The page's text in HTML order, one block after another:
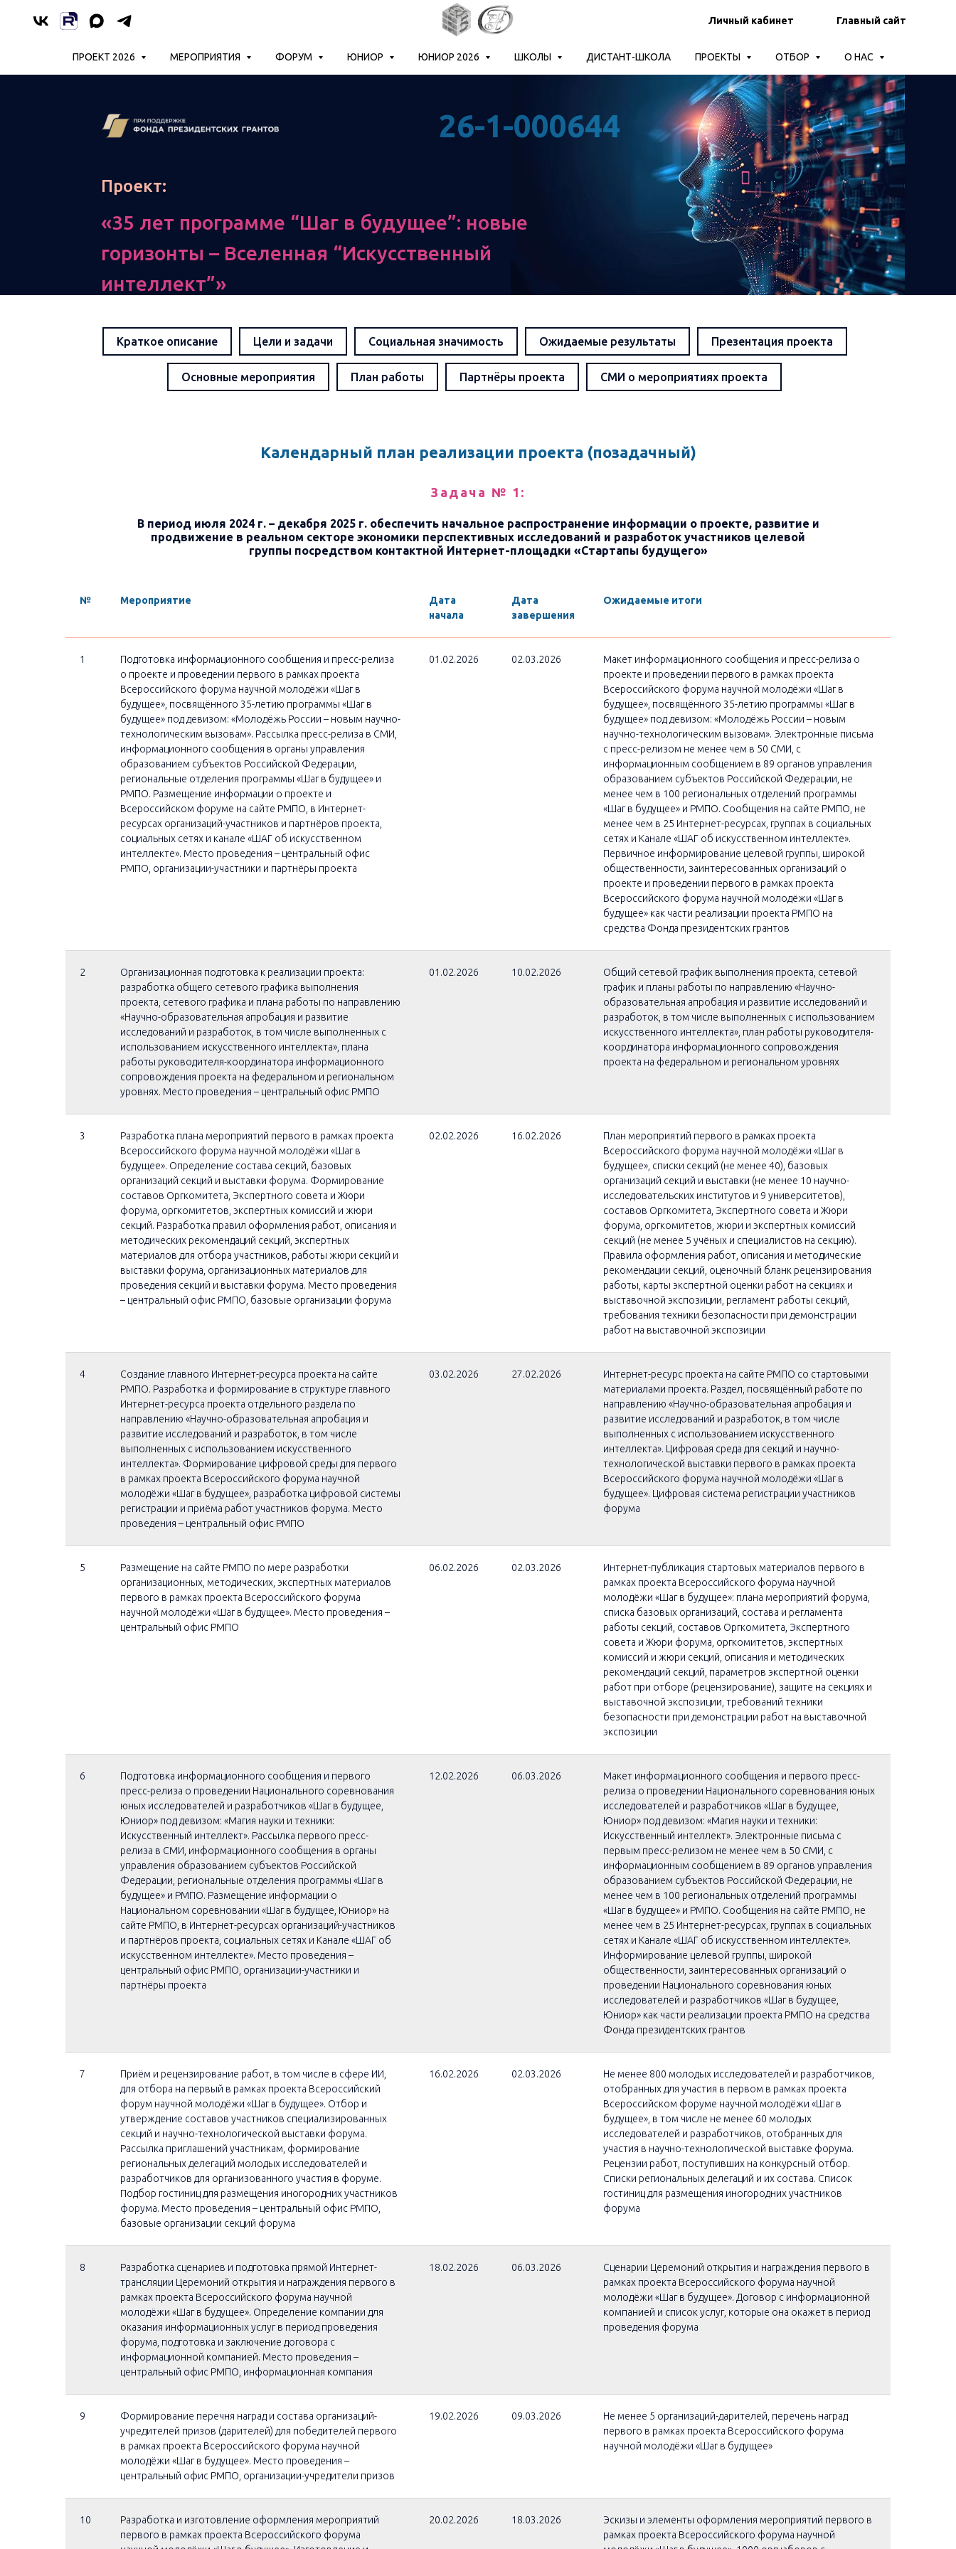
Личный кабинет Главный сайт
ПРОЕКТ 2026 МЕРОПРИЯТИЯ ФОРУМ ЮНИОР ЮНИОР 2026 ШКОЛЫ ДИСТАНТ-ШКОЛА ПРОЕКТЫ ОТБОР О НАС
«35 лет программе “Шаг в будущее”: новые
горизонты – Вселенная “Искусственный
интеллект”»
Проект:
26-1-000644
Краткое описание Цели и задачи Социальная значимость Ожидаемые результаты Презентация проекта
Основные мероприятия План работы Партнёры проекта СМИ о мероприятиях проекта
Календарный план реализации проекта (позадачный)
Задача № 1:
В период июля 2024 г. – декабря 2025 г. обеспечить начальное распространение информации о проекте, развитие и
продвижение в реальном секторе экономики перспективных исследований и разработок участников целевой
группы посредством контактной Интернет-площадки «Стартапы будущего»
№ Мероприятие
Дата
начала
Дата
завершения
Ожидаемые итоги
1
Подготовка информационного сообщения и пресс-релиза
о проекте и проведении первого в рамках проекта
Всероссийского форума научной молодёжи «Шаг в
будущее», посвящённого 35-летию программы «Шаг в
будущее» под девизом: «Молодёжь России – новым научно-
технологическим вызовам». Рассылка пресс-релиза в СМИ,
информационного сообщения в органы управления
образованием субъектов Российской Федерации,
региональные отделения программы «Шаг в будущее» и
РМПО. Размещение информации о проекте и
Всероссийском форуме на сайте РМПО, в Интернет-
ресурсах организаций-участников и партнёров проекта,
социальных сетях и канале «ШАГ об искусственном
интеллекте». Место проведения – центральный офис
РМПО, организации-участники и партнёры проекта
01.02.2026 02.03.2026
Макет информационного сообщения и пресс-релиза о
проекте и проведении первого в рамках проекта
Всероссийского форума научной молодёжи «Шаг в
будущее», посвящённого 35-летию программы «Шаг в
будущее» под девизом: «Молодёжь России – новым
научно-технологическим вызовам». Электронные письма
с пресс-релизом не менее чем в 50 СМИ, с
информационным сообщением в 89 органов управления
образованием субъектов Российской Федерации, не
менее чем в 100 региональных отделений программы
«Шаг в будущее» и РМПО. Сообщения на сайте РМПО, не
менее чем в 25 Интернет-ресурсах, группах в социальных
сетях и Канале «ШАГ об искусственном интеллекте».
Первичное информирование целевой группы, широкой
общественности, заинтересованных организаций о
проекте и проведении первого в рамках проекта
Всероссийского форума научной молодёжи «Шаг в
будущее» как части реализации проекта РМПО на
средства Фонда президентских грантов
2
Организационная подготовка к реализации проекта:
разработка общего сетевого графика выполнения
проекта, сетевого графика и плана работы по направлению
«Научно-образовательная апробация и развитие
исследований и разработок, в том числе выполненных с
использованием искусственного интеллекта», плана
работы руководителя-координатора информационного
сопровождения проекта на федеральном и региональном
уровнях. Место проведения – центральный офис РМПО
01.02.2026 10.02.2026
Общий сетевой график выполнения проекта, сетевой
график и планы работы по направлению «Научно-
образовательная апробация и развитие исследований и
разработок, в том числе выполненных с использованием
искусственного интеллекта», план работы руководителя-
координатора информационного сопровождения
проекта на федеральном и региональном уровнях
3
Разработка плана мероприятий первого в рамках проекта
Всероссийского форума научной молодёжи «Шаг в
будущее». Определение состава секций, базовых
организаций секций и выставки форума. Формирование
составов Оргкомитета, Экспертного совета и Жюри
форума, оргкомитетов, экспертных комиссий и жюри
секций. Разработка правил оформления работ, описания и
методических рекомендаций секций, экспертных
материалов для отбора участников, работы жюри секций и
выставки форума, организационных материалов для
проведения секций и выставки форума. Место проведения
– центральный офис РМПО, базовые организации форума
02.02.2026 16.02.2026
План мероприятий первого в рамках проекта
Всероссийского форума научной молодёжи «Шаг в
будущее», списки секций (не менее 40), базовых
организаций секций и выставки (не менее 10 научно-
исследовательских институтов и 9 университетов),
составов Оргкомитета, Экспертного совета и Жюри
форума, оргкомитетов, жюри и экспертных комиссий
секций (не менее 5 учёных и специалистов на секцию).
Правила оформления работ, описания и методические
рекомендации секций, оценочный бланк рецензирования
работы, карты экспертной оценки работ на секциях и
выставочной экспозиции, регламент работы секций,
требования техники безопасности при демонстрации
работ на выставочной экспозиции
4
Создание главного Интернет-ресурса проекта на сайте
РМПО. Разработка и формирование в структуре главного
Интернет-ресурса проекта отдельного раздела по
направлению «Научно-образовательная апробация и
развитие исследований и разработок, в том числе
выполненных с использованием искусственного
интеллекта». Формирование цифровой среды для первого
в рамках проекта Всероссийского форума научной
молодёжи «Шаг в будущее», разработка цифровой системы
регистрации и приёма работ участников форума. Место
проведения – центральный офис РМПО
03.02.2026 27.02.2026
Интернет-ресурс проекта на сайте РМПО со стартовыми
материалами проекта. Раздел, посвящённый работе по
направлению «Научно-образовательная апробация и
развитие исследований и разработок, в том числе
выполненных с использованием искусственного
интеллекта». Цифровая среда для секций и научно-
технологической выставки первого в рамках проекта
Всероссийского форума научной молодёжи «Шаг в
будущее». Цифровая система регистрации участников
форума
5
Размещение на сайте РМПО по мере разработки
организационных, методических, экспертных материалов
первого в рамках проекта Всероссийского форума
научной молодёжи «Шаг в будущее». Место проведения –
центральный офис РМПО
06.02.2026 02.03.2026
Интернет-публикация стартовых материалов первого в
рамках проекта Всероссийского форума научной
молодёжи «Шаг в будущее»: плана мероприятий форума,
списка базовых организаций, состава и регламента
работы секций, составов Оргкомитета, Экспертного
совета и Жюри форума, оргкомитетов, экспертных
комиссий и жюри секций, описания и методических
рекомендаций секций, параметров экспертной оценки
работ при отборе (рецензирование), защите на секциях и
выставочной экспозиции, требований техники
безопасности при демонстрации работ на выставочной
экспозиции
6
Подготовка информационного сообщения и первого
пресс-релиза о проведении Национального соревнования
юных исследователей и разработчиков «Шаг в будущее,
Юниор» под девизом: «Магия науки и техники:
Искусственный интеллект». Рассылка первого пресс-
релиза в СМИ, информационного сообщения в органы
управления образованием субъектов Российской
Федерации, региональные отделения программы «Шаг в
будущее» и РМПО. Размещение информации о
Национальном соревновании «Шаг в будущее, Юниор» на
сайте РМПО, в Интернет-ресурсах организаций-участников
и партнёров проекта, социальных сетях и Канале «ШАГ об
искусственном интеллекте». Место проведения –
центральный офис РМПО, организации-участники и
партнёры проекта
12.02.2026 06.03.2026
Макет информационного сообщения и первого пресс-
релиза о проведении Национального соревнования юных
исследователей и разработчиков «Шаг в будущее,
Юниор» под девизом: «Магия науки и техники:
Искусственный интеллект». Электронные письма с
первым пресс-релизом не менее чем в 50 СМИ, с
информационным сообщением в 89 органов управления
образованием субъектов Российской Федерации, не
менее чем в 100 региональных отделений программы
«Шаг в будущее» и РМПО. Сообщения на сайте РМПО, не
менее чем в 25 Интернет-ресурсах, группах в социальных
сетях и Канале «ШАГ об искусственном интеллекте».
Информирование целевой группы, широкой
общественности, заинтересованных организаций о
проведении Национального соревнования юных
исследователей и разработчиков «Шаг в будущее,
Юниор» как части реализации проекта РМПО на средства
Фонда президентских грантов
7
Приём и рецензирование работ, в том числе в сфере ИИ,
для отбора на первый в рамках проекта Всероссийский
форум научной молодёжи «Шаг в будущее». Отбор и
утверждение составов участников специализированных
секций и научно-технологической выставки форума.
Рассылка приглашений участникам, формирование
региональных делегаций молодых исследователей и
разработчиков для организованного участия в форуме.
Подбор гостиниц для размещения иногородних участников
форума. Место проведения – центральный офис РМПО,
базовые организации секций форума
16.02.2026 02.03.2026
Не менее 800 молодых исследователей и разработчиков,
отобранных для участия в первом в рамках проекта
Всероссийском форуме научной молодёжи «Шаг в
будущее», в том числе не менее 60 молодых
исследователей и разработчиков, отобранных для
участия в научно-технологической выставке форума.
Рецензии работ, поступивших на конкурсный отбор.
Списки региональных делегаций и их состава. Список
гостиниц для размещения иногородних участников
форума
8
Разработка сценариев и подготовка прямой Интернет-
трансляции Церемоний открытия и награждения первого в
рамках проекта Всероссийского форума научной
молодёжи «Шаг в будущее». Определение компании для
оказания информационных услуг в период проведения
форума, подготовка и заключение договора с
информационной компанией. Место проведения –
центральный офис РМПО, информационная компания
18.02.2026 06.03.2026
Сценарии Церемоний открытия и награждения первого в
рамках проекта Всероссийского форума научной
молодёжи «Шаг в будущее». Договор с информационной
компанией и список услуг, которые она окажет в период
проведения форума
9
Формирование перечня наград и состава организаций-
учредителей призов (дарителей) для победителей первого
в рамках проекта Всероссийского форума научной
молодёжи «Шаг в будущее». Место проведения –
центральный офис РМПО, организации-учредители призов
19.02.2026 09.03.2026
Не менее 5 организаций-дарителей, перечень наград
первого в рамках проекта Всероссийского форума
научной молодёжи «Шаг в будущее»
10
Разработка и изготовление оформления мероприятий
первого в рамках проекта Всероссийского форума
20.02.2026 18.03.2026
Эскизы и элементы оформления мероприятий первого в
рамках проекта Всероссийского форума научной